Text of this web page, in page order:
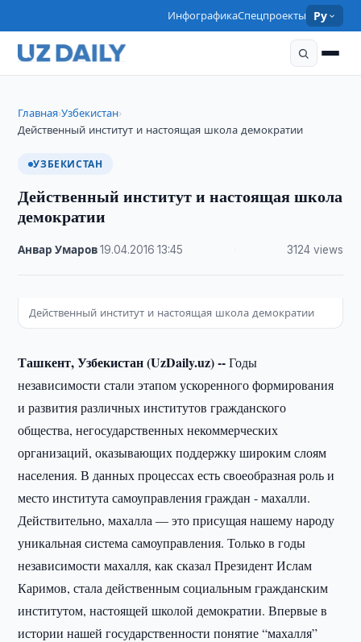
ИнфографикаСпецпроекты Ру
Главная›Узбекистан›
Действенный институт и настоящая школа демократии
УЗБЕКИСТАН
Действенный институт и настоящая школа
демократии
Анвар Умаров·19.04.2016 ·13:45 3124 views
Действенный институт и настоящая школа демократии
Ташкент, Узбекистан (UzDaily.uz) --Годы
независимости стали этапом ускоренного формирования
и развития различных институтов гражданского
общества, негосударственных некоммерческих
организаций, оказывающих поддержку широким слоям
населения. В данных процессах есть своеобразная роль и
место института самоуправления граждан - махалли.
Действительно, махалла ― это присущая нашему народу
уникальная система самоуправления. Только в годы
независимости махалля, как сказал Президент Ислам
Каримов, стала действенным социальным гражданским
институтом, настоящей школой демократии. Впервые в
истории нашей государственности понятие “махалля”